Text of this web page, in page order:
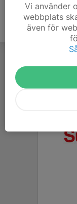
Vi använder
webbplats
även för